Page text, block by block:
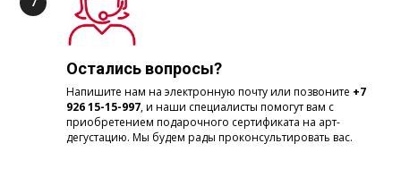
Остались вопросы?
Напишите нам на электронную почту или позвоните +7
926 15-15-997, и наши специалисты помогут вам с
приобретением подарочного сертификата на арт-
дегустацию. Мы будем рады проконсультировать вас.